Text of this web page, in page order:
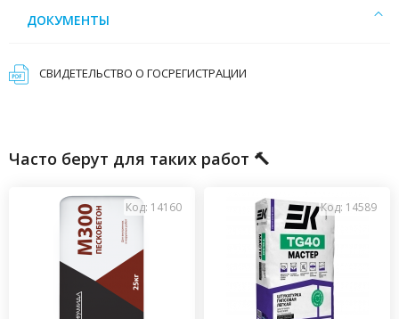
ДОКУМЕНТЫ
СВИДЕТЕЛЬСТВО О ГОСРЕГИСТРАЦИИ
Часто берут для таких работ 🔨
Код: 14160 Код: 14589